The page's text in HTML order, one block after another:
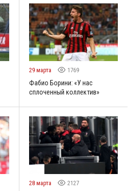
29 марта 1769
Фабио Борини: «У нас
сплоченный коллектив»
28 марта 2127